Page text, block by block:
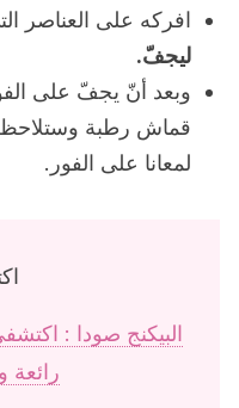
افركه على العناصر
ليجفّ.
وبعد أنّ يجفّ على
قماش رطبة وستلاحظ
لمعانا على الفور.
رائعة